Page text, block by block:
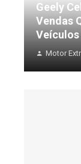
Geely
Vendas
Veículos
Motor